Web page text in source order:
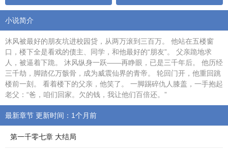
小说简介
沐风被最好的朋友坑进校园贷，从两万滚到三百万。 他站在五楼窗
口，楼下全是看戏的债主、同学，和他最好的“朋友”。 父亲跪地求
人，被逼着下跪。 沐风纵身一跃——再睁眼，已是三千年后。 他历经
三千劫，脚踏亿万骸骨，成为威震仙界的青帝。 轮回门开，他重回跳
楼前一刻。 看着楼下的父亲，他笑了。 一脚踢碎仇人膝盖，一手抱起
老父：“爸，咱们回家。欠的钱，我让他们百倍还。”
最新章节 更新时间：1个月前
第一千零七章 大结局